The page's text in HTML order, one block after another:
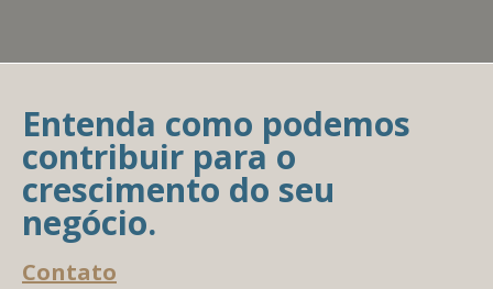
Entenda como podemos
contribuir para o
crescimento do seu
negócio.
Contato